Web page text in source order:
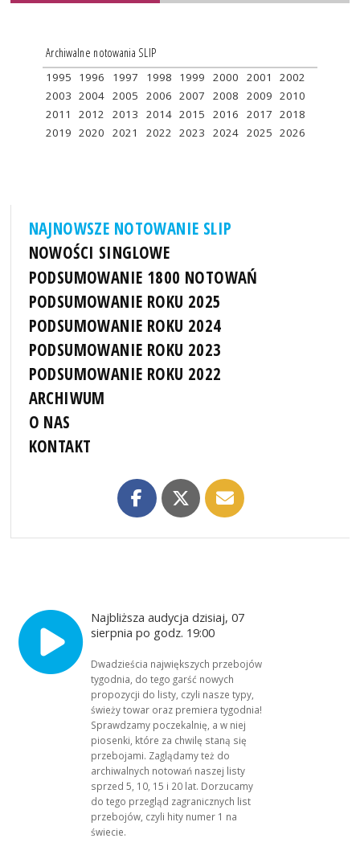
Archiwalne notowania SLIP
1995 1996 1997 1998 1999 2000 2001
2002
2003 2004 2005 2006 2007 2008 2009 2010
2011
2012 2013 2014 2015 2016 2017 2018
2019 2020 2021 2022 2023 2024 2025 2026
NAJNOWSZE NOTOWANIE SLIP
NOWOŚCI SINGLOWE
PODSUMOWANIE 1800 NOTOWAŃ
PODSUMOWANIE ROKU 2025
PODSUMOWANIE ROKU 2024
PODSUMOWANIE ROKU 2023
PODSUMOWANIE ROKU 2022
ARCHIWUM
O NAS
KONTAKT
Najbliższa audycja dzisiaj, 07
sierpnia po godz. 19:00
Dwadzieścia największych przebojów
tygodnia, do tego garść nowych
propozycji do listy, czyli nasze typy,
świeży towar oraz premiera tygodnia!
Sprawdzamy poczekalnię, a w niej
piosenki, które za chwilę staną się
przebojami. Zaglądamy też do
archiwalnych notowań naszej listy
sprzed 5, 10, 15 i 20 lat. Dorzucamy
do tego przegląd zagranicznych list
przebojów, czyli hity numer 1 na
świecie.